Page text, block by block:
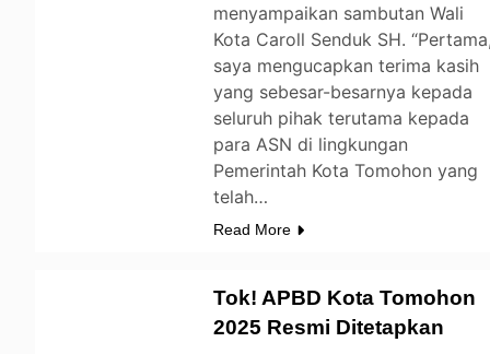
menyampaikan sambutan Wali
Kota Caroll Senduk SH.
saya mengucapkan terima kasih
yang sebesar-besarnya kepada
seluruh pihak terutama kepada
para ASN di lingkungan
Pemerintah Kota Tomohon yang
telah…
Read More
Tok! APBD Kota Tomohon
2025 Resmi Ditetapkan